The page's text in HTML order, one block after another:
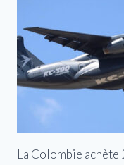
La Colombie achète